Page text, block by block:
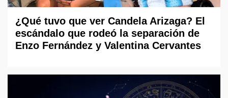
¿Qué tuvo que ver Candela Arizaga? El
escándalo que rodeó la separación de
Enzo Fernández y Valentina Cervantes